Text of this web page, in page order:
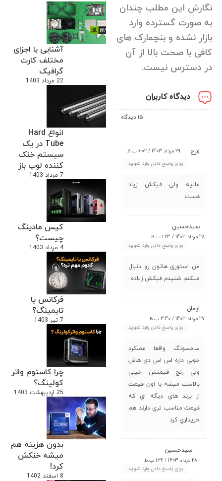
آشنایی با اجزای
مختلف کارت
گرافیک
22 مرداد 1403
انواع Hard
Tube در یک
سیستم خنک
کننده لوپ باز
7 مرداد 1403
کیس مادینگ
چیست؟
4 مرداد 1403
فرکانس یا
تایمینگ؟
7 تیر 1403
چرا کاستوم واتر
کولینگ؟
25 اردیبهشت 1403
بدون هزینه هم
میشه خنکش
کرد!
8 اسفند 1402
نگارش این مطلب چندان
به صورت گسترده وارد
بازار نشده و بنچمارک های
کافی با صحت بالا از آن
در دسترس نیست.
دیدگاه کاربران
15 دیدگاه
فرح
29 مرداد 1403 / 6:02 ب.ظ
برای پاسخ دادن وارد شوید
عالیه ولی فیکش زیاد
هست
سیدحسین
28 مرداد 1403 / 1:23 ب.ظ
برای پاسخ دادن وارد شوید
من استوری هاتون رو دنبال
میکنم شنیدم فیکش زیاده
ايمان
27 مرداد 1403 / 3:40 ب.ظ
برای پاسخ دادن وارد شوید
سامسونگ واقعا عملكرد
خوبي داره اس اس دي هاش
ولي رنج قيمتش خيلي
بالاست ميشه با اون قيمت
از برند هاي ديگه اي كه
قيمت مناسب تري دارند هم
خريداري كرد
سیدحسین
28 مرداد 1403 / 1:22 ب.ظ
برای پاسخ دادن وارد شوید